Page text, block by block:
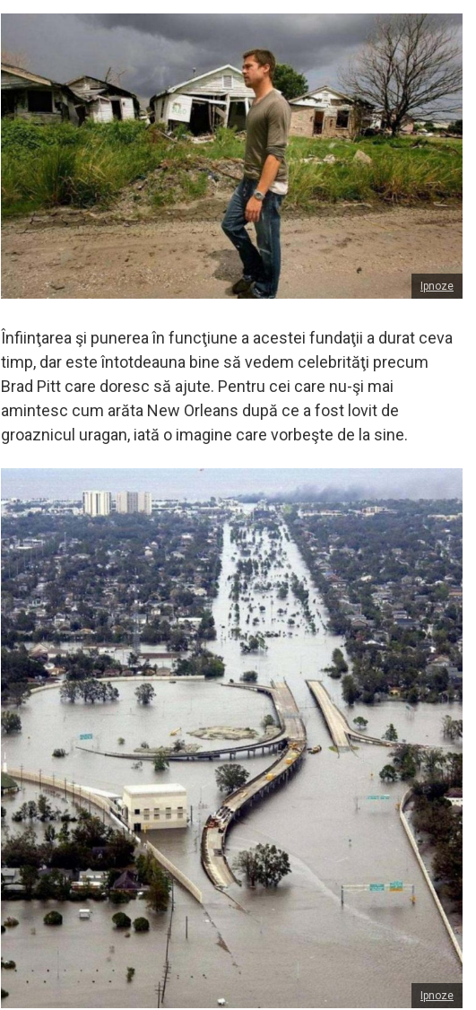
Ipnoze
Înfiinţarea şi punerea în funcţiune a acestei fundaţii a durat ceva
timp, dar este întotdeauna bine să vedem celebrităţi precum
Brad Pitt care doresc să ajute. Pentru cei care nu-şi mai
amintesc cum arăta New Orleans după ce a fost lovit de
groaznicul uragan, iată o imagine care vorbeşte de la sine.
Ipnoze